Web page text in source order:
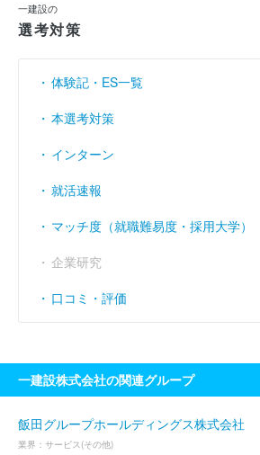
売上伸び率
営業利益率 （％） 7.86
経常利益率 （％）
一建設の
選考対策
体験記・ES一覧
本選考対策
インターン
就活速報
マッチ度（就職難易度・採用大学）
企業研究
口コミ・評価
一建設株式会社の関連グループ
飯田グループホールディングス株式会社
業界： サービス(その他)